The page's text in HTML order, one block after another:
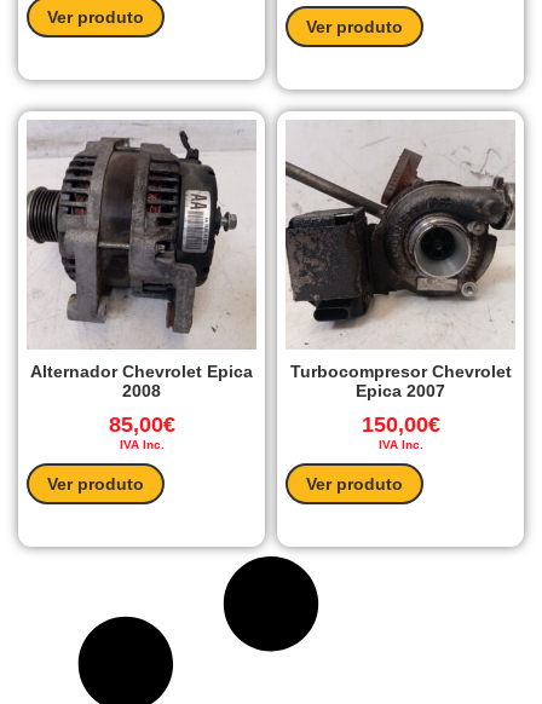
Ver produto Ver produto
Alternador Chevrolet Epica
2008
85,00€
IVA Inc.
Ver produto
Turbocompresor Chevrolet
Epica 2007
150,00€
IVA Inc.
Ver produto